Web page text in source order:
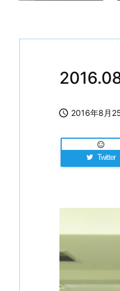
 2016年8月
Twitter
